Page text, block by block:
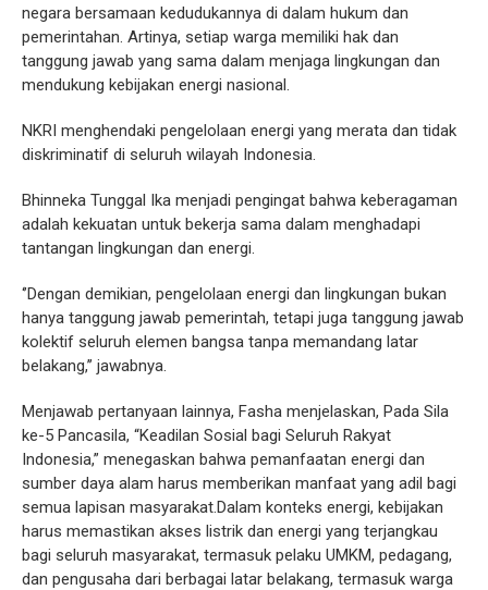
negara bersamaan kedudukannya di dalam hukum dan
pemerintahan. Artinya, setiap warga memiliki hak dan
tanggung jawab yang sama dalam menjaga lingkungan dan
mendukung kebijakan energi nasional.
NKRI menghendaki pengelolaan energi yang merata dan tidak
diskriminatif di seluruh wilayah Indonesia.
Bhinneka Tunggal Ika menjadi pengingat bahwa keberagaman
adalah kekuatan untuk bekerja sama dalam menghadapi
tantangan lingkungan dan energi.
‘’Dengan demikian, pengelolaan energi dan lingkungan bukan
hanya tanggung jawab pemerintah, tetapi juga tanggung jawab
kolektif seluruh elemen bangsa tanpa memandang latar
belakang,’’ jawabnya.
Menjawab pertanyaan lainnya, Fasha menjelaskan, Pada Sila
ke-5 Pancasila, “Keadilan Sosial bagi Seluruh Rakyat
Indonesia,” menegaskan bahwa pemanfaatan energi dan
sumber daya alam harus memberikan manfaat yang adil bagi
semua lapisan masyarakat.Dalam konteks energi, kebijakan
harus memastikan akses listrik dan energi yang terjangkau
bagi seluruh masyarakat, termasuk pelaku UMKM, pedagang,
dan pengusaha dari berbagai latar belakang, termasuk warga